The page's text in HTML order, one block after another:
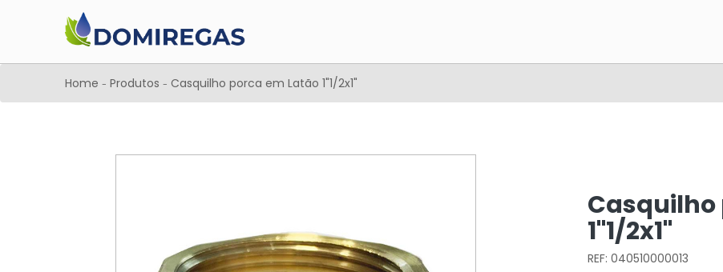
Home - Produtos - Casquilho porca em Latão 1"1/2x1"
Casquilho
1"1/2x1"
REF: 040510000013